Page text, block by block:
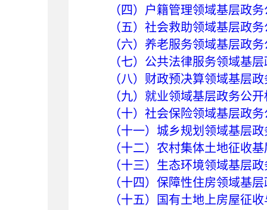
（四）户籍管理领域基层政
（五）社会救助领域基层政
（六）养老服务领域基层政
（七）公共法律服务领域基
（八）财政预决算领域基层
（九）就业领域基层政务公
（十）社会保险领域基层政
（十一）城乡规划领域基层
（十二）农村集体土地征收
（十三）生态环境领域基层
（十四）保障性住房领域基
（十五）国有土地上房屋征